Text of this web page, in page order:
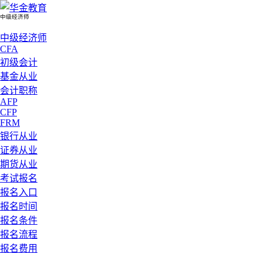
中级经济师
中级经济师
CFA
初级会计
基金从业
会计职称
AFP
CFP
FRM
银行从业
证券从业
期货从业
考试报名
报名入口
报名时间
报名条件
报名流程
报名费用